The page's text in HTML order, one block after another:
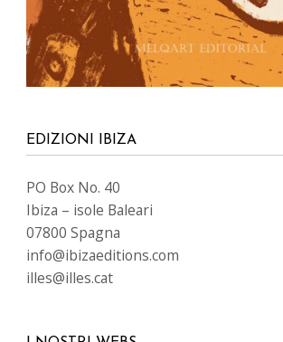
EDIZIONI IBIZA
PO Box No. 40
Ibiza – isole Baleari
07800 Spagna
info@ibizaeditions.com
illes@illes.cat